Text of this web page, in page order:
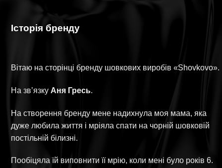
Історія бренду
Вітаю на сторінці бренду шовкових виробів «Shovkovo».
На зв’язкуАня Гресь.
На створення бренду мене надихнула моя мама, яка
дуже любила життя і мріяла спати на чорній шовковій
постільній білизні.
Пообіцяла їй виповнити її мрію, коли мені було років 6.